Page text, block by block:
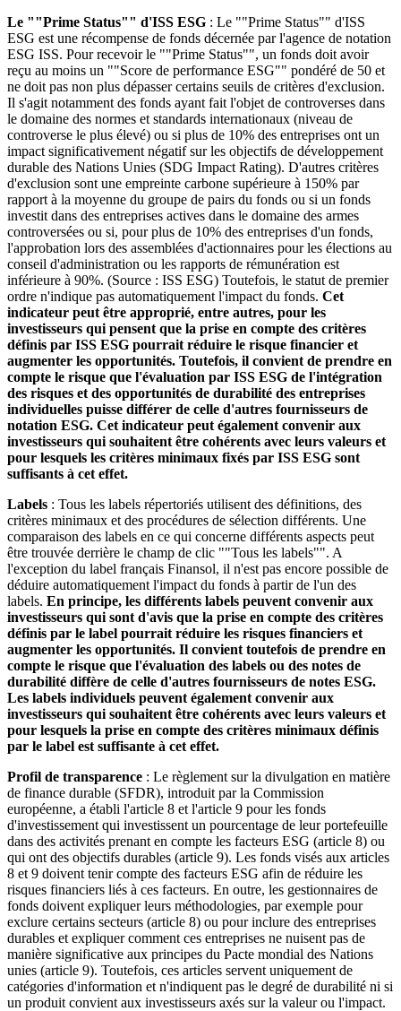
Le ""Prime Status"" d'ISS ESG : Le ""Prime Status"" d'ISS
ESG est une récompense de fonds décernée par l'agence de notation
ESG ISS. Pour recevoir le ""Prime Status"", un fonds doit avoir
reçu au moins un ""Score de performance ESG"" pondéré de 50 et
ne doit pas non plus dépasser certains seuils de critères d'exclusion.
Il s'agit notamment des fonds ayant fait l'objet de controverses dans
le domaine des normes et standards internationaux (niveau de
controverse le plus élevé) ou si plus de 10% des entreprises ont un
impact significativement négatif sur les objectifs de développement
durable des Nations Unies (SDG Impact Rating). D'autres critères
d'exclusion sont une empreinte carbone supérieure à 150% par
rapport à la moyenne du groupe de pairs du fonds ou si un fonds
investit dans des entreprises actives dans le domaine des armes
controversées ou si, pour plus de 10% des entreprises d'un fonds,
l'approbation lors des assemblées d'actionnaires pour les élections au
conseil d'administration ou les rapports de rémunération est
inférieure à 90%. (Source : ISS ESG) Toutefois, le statut de premier
ordre n'indique pas automatiquement l'impact du fonds. Cet
indicateur peut être approprié, entre autres, pour les
investisseurs qui pensent que la prise en compte des critères
définis par ISS ESG pourrait réduire le risque financier et
augmenter les opportunités. Toutefois, il convient de prendre en
compte le risque que l'évaluation par ISS ESG de l'intégration
des risques et des opportunités de durabilité des entreprises
individuelles puisse différer de celle d'autres fournisseurs de
notation ESG. Cet indicateur peut également convenir aux
investisseurs qui souhaitent être cohérents avec leurs valeurs et
pour lesquels les critères minimaux fixés par ISS ESG sont
suffisants à cet effet.
Labels : Tous les labels répertoriés utilisent des définitions, des
critères minimaux et des procédures de sélection différents. Une
comparaison des labels en ce qui concerne différents aspects peut
être trouvée derrière le champ de clic ""Tous les labels"". A
l'exception du label français Finansol, il n'est pas encore possible de
déduire automatiquement l'impact du fonds à partir de l'un des
labels. En principe, les différents labels peuvent convenir aux
investisseurs qui sont d'avis que la prise en compte des critères
définis par le label pourrait réduire les risques financiers et
augmenter les opportunités. Il convient toutefois de prendre en
compte le risque que l'évaluation des labels ou des notes de
durabilité diffère de celle d'autres fournisseurs de notes ESG.
Les labels individuels peuvent également convenir aux
investisseurs qui souhaitent être cohérents avec leurs valeurs et
pour lesquels la prise en compte des critères minimaux définis
par le label est suffisante à cet effet.
Profil de transparence : Le règlement sur la divulgation en matière
de finance durable (SFDR), introduit par la Commission
européenne, a établi l'article 8 et l'article 9 pour les fonds
d'investissement qui investissent un pourcentage de leur portefeuille
dans des activités prenant en compte les facteurs ESG (article 8) ou
qui ont des objectifs durables (article 9). Les fonds visés aux articles
8 et 9 doivent tenir compte des facteurs ESG afin de réduire les
risques financiers liés à ces facteurs. En outre, les gestionnaires de
fonds doivent expliquer leurs méthodologies, par exemple pour
exclure certains secteurs (article 8) ou pour inclure des entreprises
durables et expliquer comment ces entreprises ne nuisent pas de
manière significative aux principes du Pacte mondial des Nations
unies (article 9). Toutefois, ces articles servent uniquement de
catégories d'information et n'indiquent pas le degré de durabilité ni si
un produit convient aux investisseurs axés sur la valeur ou l'impact.